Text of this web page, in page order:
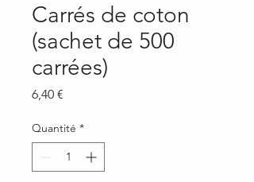
Carrés de coton
(sachet de 500
carrées)
6,40 €
Quantité *